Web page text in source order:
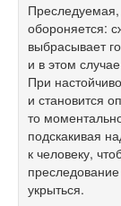
обороняется:
выбрасывает
и в этом
При
и становится
то
подскакивая
к человеку,
укрыться.